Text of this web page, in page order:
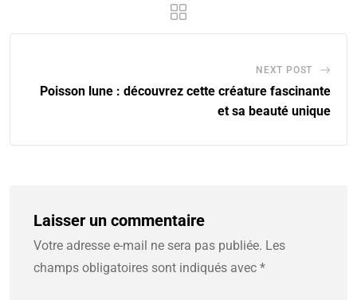
NEXT POST
Poisson lune : découvrez cette créature fascinante
et sa beauté unique
Laisser un commentaire
Votre adresse e-mail ne sera pas publiée. Les
champs obligatoires sont indiqués avec *